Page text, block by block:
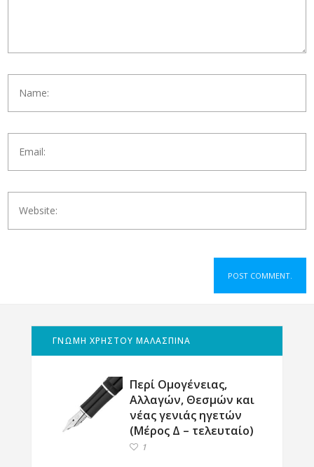
ΓΝΩΜΗ ΧΡΗΣΤΟΥ ΜΑΛΑΣΠΙΝΑ
Περί Ομογένειας,
Αλλαγών, Θεσμών και
νέας γενιάς ηγετών
(Μέρος Δ – τελευταίο)
1